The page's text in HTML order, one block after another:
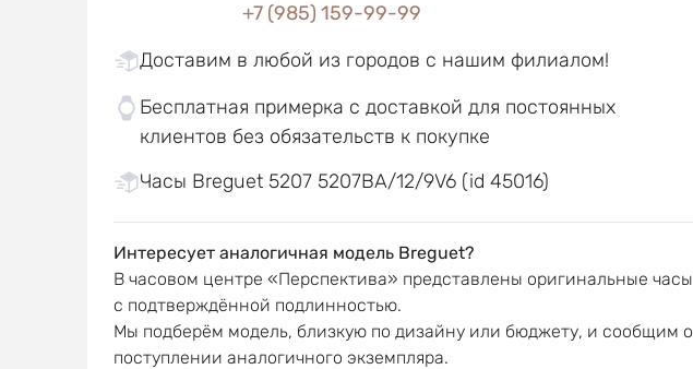
+7 (985) 159-99-99
Доставим в любой из городов с нашим филиалом!
Бесплатная примерка с доставкой для постоянных
клиентов без обязательств к покупке
Часы Breguet 5207 5207BA/12/9V6 (id 45016)
Интересует аналогичная модель Breguet?
В часовом центре «Перспектива» представлены оригинальные часы
с подтверждённой подлинностью.
Мы подберём модель, близкую по дизайну или бюджету, и сообщим о
поступлении аналогичного экземпляра.